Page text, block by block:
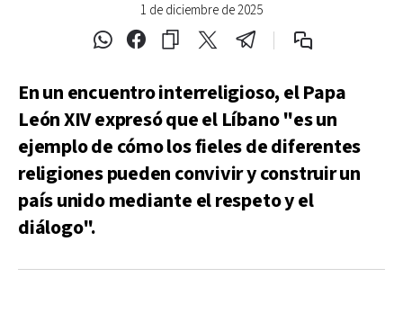
1 de diciembre de 2025
En un encuentro interreligioso, el Papa
León XIV expresó que el Líbano "es un
ejemplo de cómo los fieles de diferentes
religiones pueden convivir y construir un
país unido mediante el respeto y el
diálogo".